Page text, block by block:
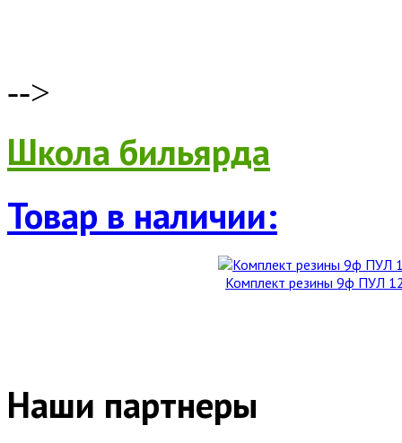
-->
Школа бильярда
Товар в наличии:
Комплект резины 9ф ПУЛ
Наши партнеры